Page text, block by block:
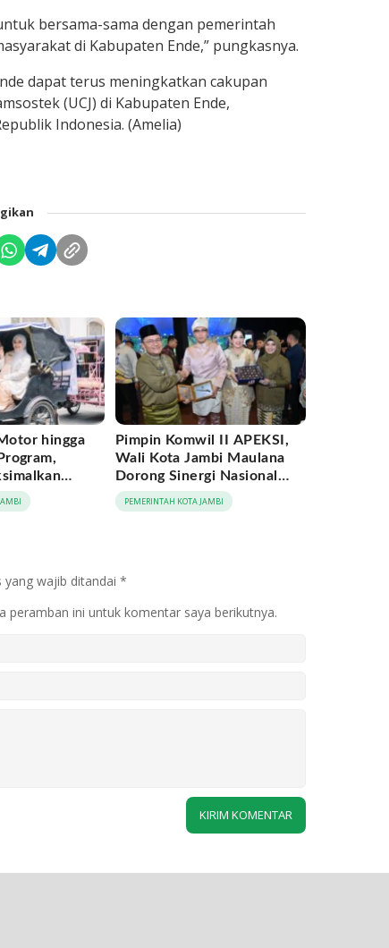
bersama-sama dengan pemerintah
di Kabupaten Ende,” pungkasnya.
dapat terus meningkatkan cakupan
(UCJ) di Kabupaten Ende,
Indonesia. (Amelia)
hingga
Pimpin Komwil II APEKSI,
Wali Kota Jambi Maulana
Dorong Sinergi Nasional
Antar-Kota
PEMERINTAH KOTA JAMBI
yang wajib ditandai *
peramban ini untuk komentar saya berikutnya.